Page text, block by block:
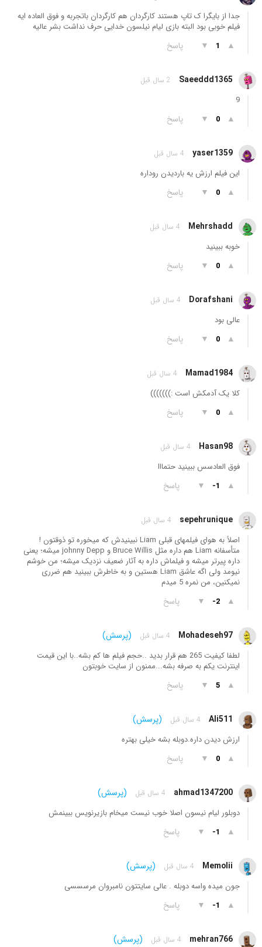
جدا از بایگرا ک تاپ هستند کارگردان هم کارگردان باتجربه و فوق العاده ایه
فیلم خوبی بود البته بازی لیام نیلسون خدایی حرف نداشت بشر عالیه
▲
1
▼ پاسخ
Saeeddd1365 2 سال قبل
9
▲
0
▼ پاسخ
yaser1359 4 سال قبل
این فیلم ارزش یه باردیدن روداره
▲
0
▼ پاسخ
Mehrshadd 4 سال قبل
خوبه ببینید
▲
0
▼ پاسخ
Dorafshani 4 سال قبل
عالی بود
▲
0
▼ پاسخ
Mamad1984 4 سال قبل
کلا یک آدمکش است :)))))))
▲
0
▼ پاسخ
Hasan98 4 سال قبل
فوق العادسس ببینید حتمااا
▲
-1
▼ پاسخ
sepehrunique 4 سال قبل
اصلاً به هوای فیلمهای قبلی Liam نبینیدش که میخوره تو ذوقتون !
متأسفانه Liam هم داره مثل Bruce Willis و johnny Depp میشه؛ یعنی
داره پیرتر میشه و فیلماش داره به آثار ضعیف نزدیک میشه؛ من خوشم
نیومد ولی اگه عاشق Liam هستین و به خاطرش ببینید هم ضرری
نمیکنین، من نمره 5 میدم
▲
-2
▼ پاسخ
Mohadeseh97 4 سال قبل (پرسش)
لطفا کیفیت 265 هم قرار بدید ..حجم فیلم ها کم بشه..با این قیمت
اینترنت یکم به صرفه بشه...ممنون از سایت خوبتون
▲
5
▼ پاسخ
Ali511 4 سال قبل (پرسش)
ارزش دیدن داره.دوبله بشه خیلی بهتره
▲
0
▼ پاسخ
ahmad1347200 4 سال قبل (پرسش)
دوبلور لیام نیسون اصلا خوب نیست میخام بازیرنویس ببینمش
▲
-1
▼ پاسخ
Memolii 4 سال قبل (پرسش)
جون میده واسه دوبله . عالی سایتتون نامبروان مرسسسی
▲
-1
▼ پاسخ
mehran766 4 سال قبل (پرسش)